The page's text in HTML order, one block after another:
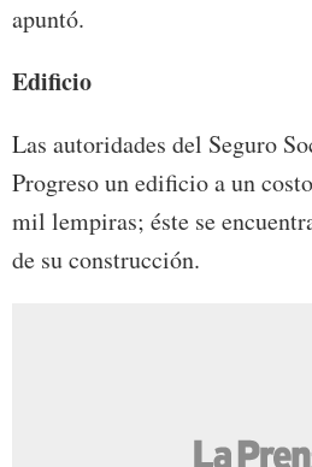
apuntó.
Edificio
Las autoridades del Seguro
Progreso un edificio a un
mil lempiras; éste se
de su construcción.